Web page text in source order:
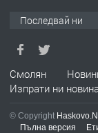
ПРЕДЛАГА
Последвай ни
Смолян
Изпрати ни новина
© Copyright
Пълна версия